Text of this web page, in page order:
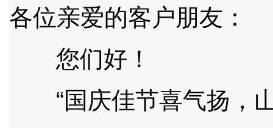
各位亲爱的客户朋友：
您们好！
“国庆佳节喜气扬，山